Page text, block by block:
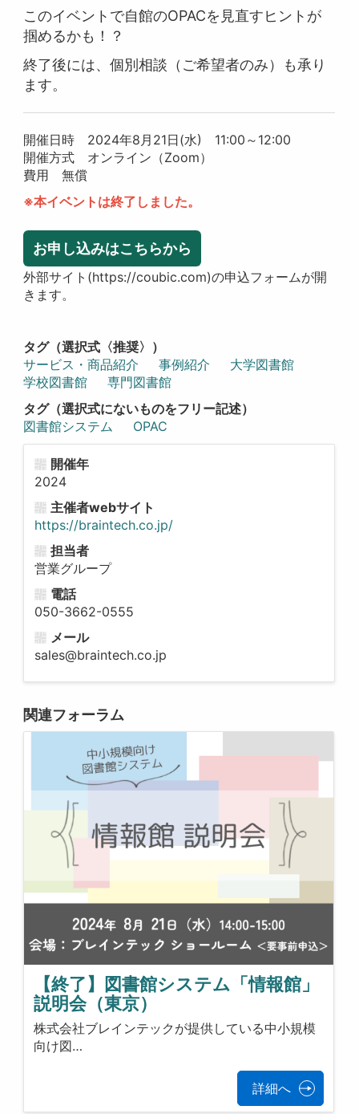
このイベントで自館のOPACを見直すヒントが
掴めるかも！？
終了後には、個別相談（ご希望者のみ）も承り
ます。
開催日時 2024年8月21日(水) 11:00～12:00
開催方式 オンライン（Zoom）
費用 無償
※本イベントは終了しました。
お申し込みはこちらから
外部サイト(https://coubic.com)の申込フォームが開
きます。
タグ（選択式〈推奨〉）
サービス・商品紹介
事例紹介
大学図書館
学校図書館
専門図書館
タグ（選択式にないものをフリー記述）
図書館システム
OPAC
開催年
2024
主催者webサイト
https://braintech.co.jp/
担当者
営業グループ
電話
050-3662-0555
メール
sales@braintech.co.jp
関連フォーラム
【終了】図書館システム「情報館」
説明会（東京）
株式会社ブレインテックが提供している中小規模
向け図…
詳細へ